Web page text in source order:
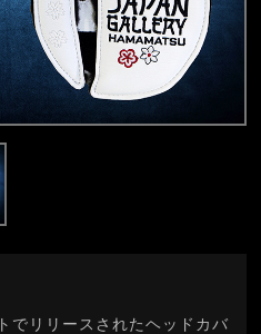
でリリースされたヘッドカバ